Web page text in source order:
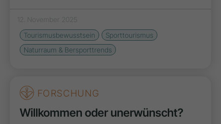
12. November 2025
Tourismusbewusstsein
Sporttourismus
Naturraum & Bersporttrends
FORSCHUNG
Willkommen oder unerwünscht?